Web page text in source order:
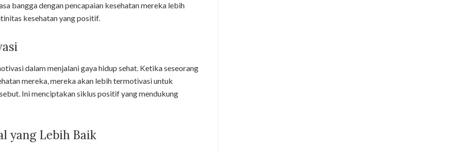
bangga dengan pencapaian kesehatan mereka lebih
kesehatan yang positif.
dalam menjalani gaya hidup sehat. Ketika seseorang
mereka, mereka akan lebih termotivasi untuk
Ini menciptakan siklus positif yang mendukung
yang Lebih Baik